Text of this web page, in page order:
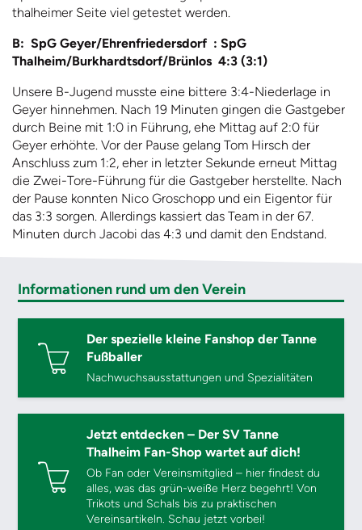
thalheimer Seite viel getestet werden.
B: SpG Geyer/Ehrenfriedersdorf : SpG
Thalheim/Burkhardtsdorf/Brünlos 4:3 (3:1)
Unsere B-Jugend musste eine bittere 3:4-Niederlage in
Geyer hinnehmen. Nach 19 Minuten gingen die Gastgeber
durch Beine mit 1:0 in Führung, ehe Mittag auf 2:0 für
Geyer erhöhte. Vor der Pause gelang Tom Hirsch der
Anschluss zum 1:2, eher in letzter Sekunde erneut Mittag
die Zwei-Tore-Führung für die Gastgeber herstellte. Nach
der Pause konnten Nico Groschopp und ein Eigentor für
das 3:3 sorgen. Allerdings kassiert das Team in der 67.
Minuten durch Jacobi das 4:3 und damit den Endstand.
Informationen rund um den Verein
Der spezielle kleine Fanshop der Tanne
Fußballer
Nachwuchsausstattungen und Spezialitäten
Jetzt entdecken – Der SV Tanne
Thalheim Fan-Shop wartet auf dich!
Ob Fan oder Vereinsmitglied – hier findest du
alles, was das grün-weiße Herz begehrt! Von
Trikots und Schals bis zu praktischen
Vereinsartikeln. Schau jetzt vorbei!